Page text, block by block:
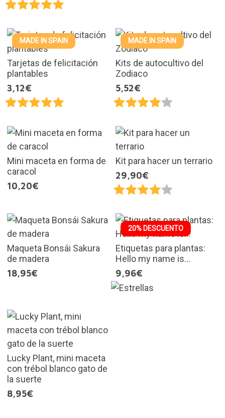
MADE IN SPAIN
Tarjetas de felicitación
plantables
3,12€
MADE IN SPAIN
Kits de autocultivo del
Zodiaco
5,52€
Mini maceta en forma de
caracol
10,20€
Kit para hacer un terrario
29,90€
Maqueta Bonsái Sakura
de madera
18,95€
20% DESCUENTO
Etiquetas para plantas:
Hello my name is...
9,96€
Lucky Plant, mini maceta
con trébol blanco gato de
la suerte
8,95€